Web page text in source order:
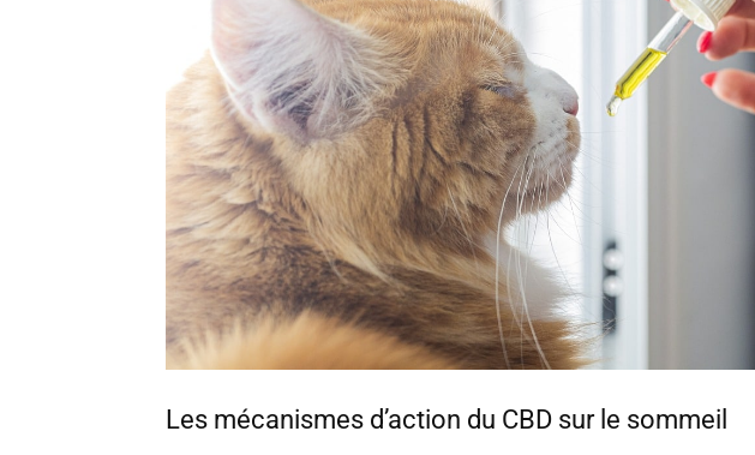
Les mécanismes d’action du CBD sur le sommeil